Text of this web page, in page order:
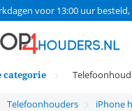
voor 13:00 uur
categorie
Telefoonhouders iPhone